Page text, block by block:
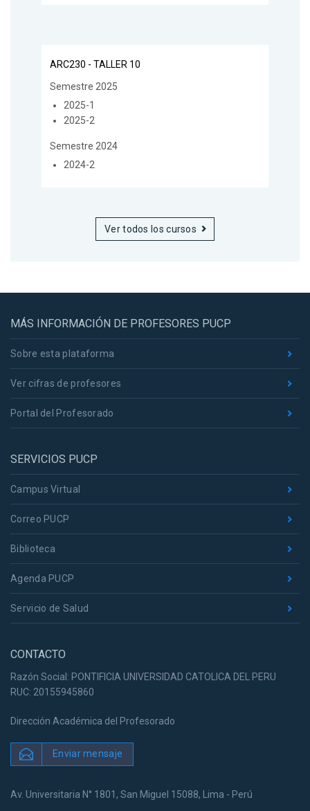
ARC230 - TALLER 10
Semestre 2025
2025-1
2025-2
Semestre 2024
2024-2
Ver todos los cursos
MÁS INFORMACIÓN DE PROFESORES PUCP
Sobre esta plataforma
Ver cifras de profesores
Portal del Profesorado
SERVICIOS PUCP
Campus Virtual
Correo PUCP
Biblioteca
Agenda PUCP
Servicio de Salud
CONTACTO
Razón Social: PONTIFICIA UNIVERSIDAD CATOLICA DEL PERU
RUC: 20155945860
Dirección Académica del Profesorado
Enviar mensaje
Av. Universitaria N° 1801, San Miguel 15088, Lima - Perú